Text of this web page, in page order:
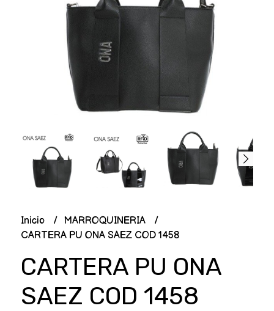
Inicio
MARROQUINERIA
CARTERA PU ONA SAEZ COD 1458
CARTERA PU ONA
SAEZ COD 1458